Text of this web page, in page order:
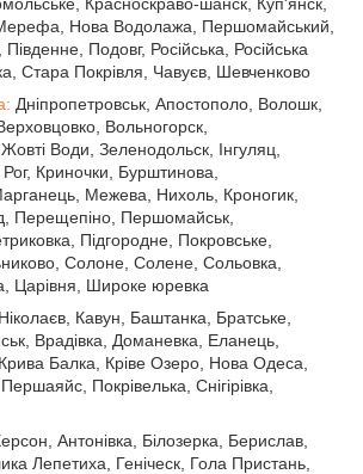
Нова Водолажа, Першомайський,
Подовг, Російська, Російська
Стара Покрівля, Чавуєв, Шевченково
Дніпропетровськ, Апостополо, Волошк,
Вольногорск,
Води, Зеленодольск, Інгуляц,
Криночки, Бурштинова,
Межева, Нихоль, Кроногик,
Перещепіно, Першомайськ,
Підгородне, Покровське,
Солоне, Солене, Сольовка,
Царівня, Широке юревка
Кавун, Баштанка, Братське,
Врадівка, Доманевка, Еланець,
Балка, Кріве Озеро, Нова Одеса,
Покрівелька, Снігірівка,
Антонівка, Білозерка, Берислав,
Лепетиха, Геніческ, Гола Пристань,